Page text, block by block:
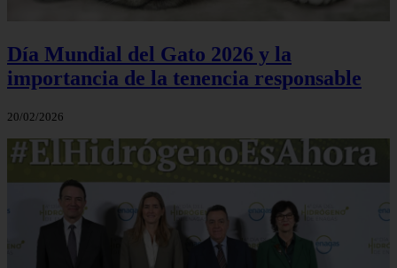
Día Mundial del Gato 2026 y la
importancia de la tenencia responsable
20/02/2026